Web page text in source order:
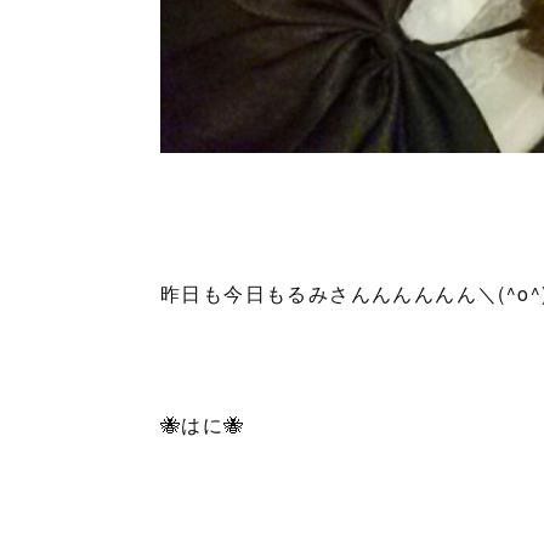
昨日も今日もるみさんんんんんん＼
🐝はに🐝